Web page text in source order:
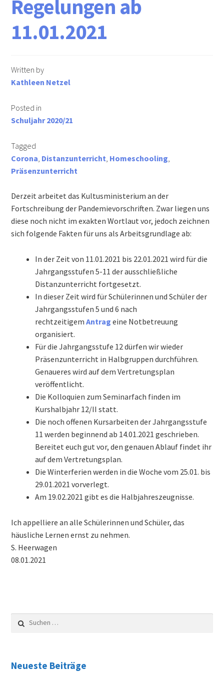
Informationen für Busfahrschüler
Schulsozialarbeit
Wir suchen Verstärkung für unser Team!
Downloads
Lehrer
Eltern & Schüler
News
Aktuelles
Archiv
Schuljahr 2024/25
Schuljahr 2023/24
Schuljahr 2022/23
Schuljahr 2021/22
Schuljahr 2020/21
Schuljahr 2019/20
Gebäude
Bilder & virtueller Rundgang
Monatsplan
Regelungen ab
11.01.2021
Written by
Kathleen Netzel
Posted in
Schuljahr 2020/21
Tagged
Corona Distanzunterricht Homeschooling
Präsenzunterricht
Derzeit arbeitet das Kultusministerium an der
Fortschreibung der Pandemievorschriften. Zwar liegen uns
diese noch nicht im exakten Wortlaut vor, jedoch zeichnen
sich folgende Fakten für uns als Arbeitsgrundlage ab:
In der Zeit von 11.01.2021 bis 22.01.2021 wird für die
Jahrgangsstufen 5-11 der ausschließliche
Distanzunterricht fortgesetzt.
In dieser Zeit wird für Schülerinnen und Schüler der
Jahrgangsstufen 5 und 6 nach
rechtzeitigemAntrag eine Notbetreuung
organisiert.
Für die Jahrgangsstufe 12 dürfen wir wieder
Präsenzunterricht in Halbgruppen durchführen.
Genaueres wird auf dem Vertretungsplan
veröffentlicht.
Die Kolloquien zum Seminarfach finden im
Kurshalbjahr 12/II statt.
Die noch offenen Kursarbeiten der Jahrgangsstufe
11 werden beginnend ab 14.01.2021 geschrieben.
Bereitet euch gut vor, den genauen Ablauf findet ihr
auf dem Vertretungsplan.
Die Winterferien werden in die Woche vom 25.01. bis
29.01.2021 vorverlegt.
Am 19.02.2021 gibt es die Halbjahreszeugnisse.
Ich appelliere an alle Schülerinnen und Schüler, das
häusliche Lernen ernst zu nehmen.
S. Heerwagen
08.01.2021
nach:
Neueste Beiträge